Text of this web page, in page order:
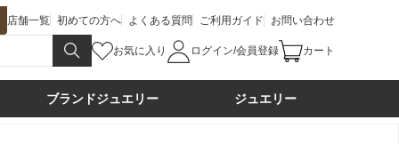
店舗一覧 初めての方へ よくある質問 ご利用ガイド お問い合わせ
お気に入り ログイン/会員登録 カート
ブランドジュエリー ジュエリー